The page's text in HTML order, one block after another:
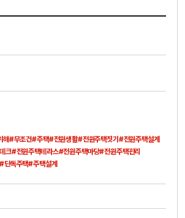
해#무조건#주택#전원생활#전원주택짓기 #전원주택설계
크#전원주택테라스#전원주택마당#전원주택관리
#단독주택#주택설계